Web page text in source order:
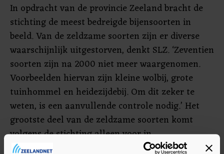
In opdracht van de provincie Zeeland bracht de
stichting de meest bedreigde bijensoorten in
beeld. Van de zeldzame soorten zijn er diverse
waarschijnlijk uitgestorven, denkt SLZ. ‘Zeventien
soorten zijn na 2000 niet meer waargenomen.
Voorbeelden hiervan zijn kleine wolbij, grote
tuinhommel en heidezijdebij. Om dit zeker te
weten, is een aanvullende controle nodig.’ Het
grootste deel van de zeldzame soorten komt
volgens de stichting alleen voor in
natuurgebieden. ‘Uit het agrarisch landschap zijn